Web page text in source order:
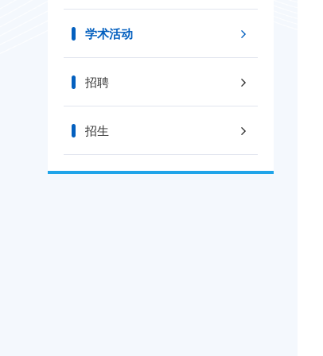
学术活动
招聘
招生